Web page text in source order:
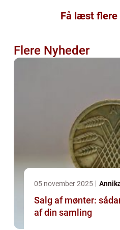
Få læst
Flere Nyheder
05 november 2025
Salg af mønter:
af din samling